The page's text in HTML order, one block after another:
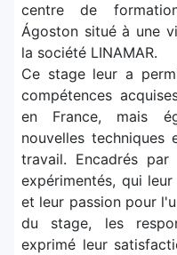
centre de formation
Ágoston situé à une
la société LINAMAR.
Ce stage leur a
compétences
en France, mais
nouvelles techniques
travail. Encadrés par
expérimentés, qui
et leur passion pour
du stage, les
exprimé leur